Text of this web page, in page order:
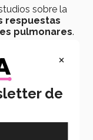
sobre la
respuestas
pulmonares.
mejor
científico
señaló Guillermo
la
de generar
y el mundo.
×
de